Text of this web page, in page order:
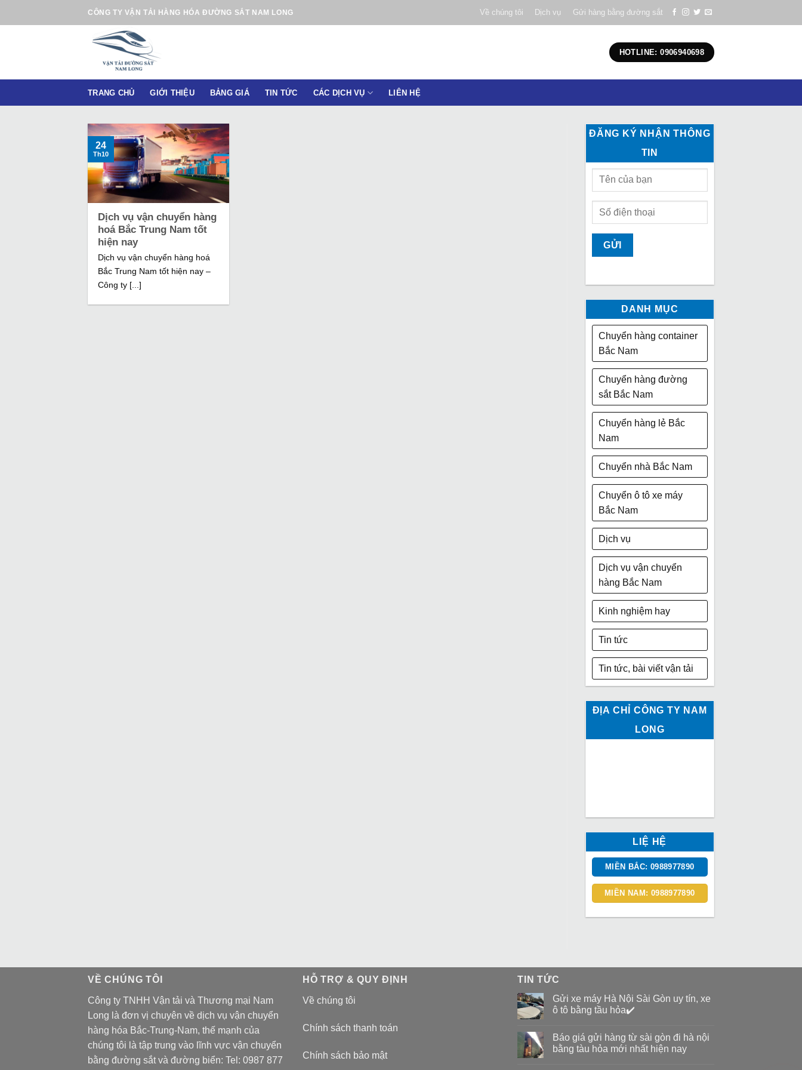
n
CÔNG TY VẬN TẢI HÀNG HÓA ĐƯỜNG SẮT NAM LONG Về chúng tôi Dịch vụ Gửi hàng bằng đường sắt
HOTLINE: 0906940698
TRANG CHỦ GIỚI THIỆU BẢNG GIÁ TIN TỨC CÁC DỊCH VỤ LIÊN HỆ
Dịch vụ vận chuyển hàng
hoá Bắc Trung Nam tốt
hiện nay
Dịch vụ vận chuyển hàng hoá
Bắc Trung Nam tốt hiện nay –
Công ty [...]
24
Th10
ĐĂNG KÝ NHẬN THÔNG
TIN
DANH MỤC
Chuyển hàng container
Bắc Nam
Chuyển hàng đường
sắt Bắc Nam
Chuyển hàng lẻ Bắc
Nam
Chuyển nhà Bắc Nam
Chuyển ô tô xe máy
Bắc Nam
Dịch vụ
Dịch vụ vận chuyển
hàng Bắc Nam
Kinh nghiệm hay
Tin tức
Tin tức, bài viết vận tải
ĐỊA CHỈ CÔNG TY NAM
LONG
LIỆ HỆ
MIỀN BẮC: 0988977890
MIỀN NAM: 0988977890
VỀ CHÚNG TÔI
Công ty TNHH Vận tải và Thương mại Nam
Long là đơn vị chuyên về dịch vụ vận chuyển
hàng hóa Bắc-Trung-Nam, thế mạnh của
chúng tôi là tập trung vào lĩnh vực vận chuyển
bằng đường sắt và đường biển: Tel: 0987 877
HỖ TRỢ & QUY ĐỊNH
Về chúng tôi
Chính sách thanh toán
Chính sách bảo mật
TIN TỨC
Gửi xe máy Hà Nội Sài Gòn uy tín, xe
ô tô bằng tầu hỏa✔️
Báo giá gửi hàng từ sài gòn đi hà nội
bằng tàu hỏa mới nhất hiện nay